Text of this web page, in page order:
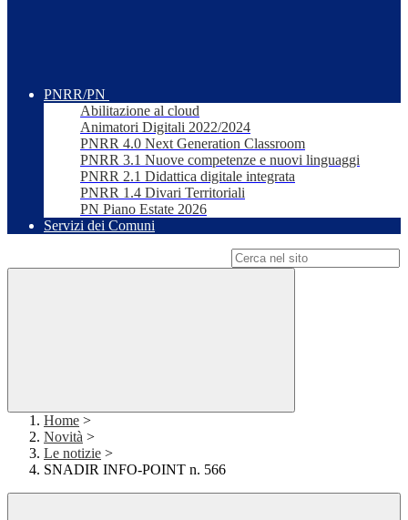
PNRR/PN
Abilitazione al cloud
Animatori Digitali 2022/2024
PNRR 4.0 Next Generation Classroom
PNRR 3.1 Nuove competenze e nuovi linguaggi
PNRR 2.1 Didattica digitale integrata
PNRR 1.4 Divari Territoriali
PN Piano Estate 2026
Servizi dei Comuni
Home >
Novità >
Le notizie >
SNADIR INFO-POINT n. 566